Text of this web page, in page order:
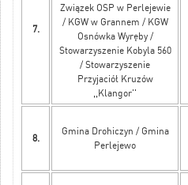
7.
Związek OSP w Perlejewie
/ KGW w Grannem / KGW
Osnówka Wyręby /
Stowarzyszenie Kobyla 560
/ Stowarzyszenie
Przyjaciół Kruzów
,,Klangor''
8.
Gmina Drohiczyn / Gmina
Perlejewo